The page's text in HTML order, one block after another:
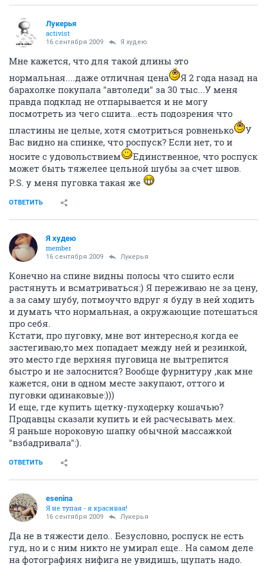
Лукерья
activist
16 сентября 2009 Я худею
Мне кажется, что для такой длины это
нормальная....даже отличная цена
Я 2 года назад на
барахолке покупала "автоледи" за 30 тыс...У меня
правда подклад не отпарывается и не могу
посмотреть из чего сшита...есть подозрения что
пластины не целые, хотя смотриться ровненько
У
Вас видно на спинке, что роспуск? Если нет, то и
носите с удовольствием
Единственное, что роспуск
может быть тяжелее цельной шубы за счет швов.
P.S. у меня пуговка такая же
ОТВЕТИТЬ
Я худею
member
16 сентября 2009 Лукерья
Конечно на спине видны полосы что сшито если
растянуть и всматриваться:) Я переживаю не за цену,
а за саму шубу, потмоучто вдруг я буду в ней ходить
и думать что нормальная, а окружающие потешаться
про себя.
Кстати, про пуговку, мне вот интересно,я когда ее
застегиваю,то мех попадает между ней и резинкой,
это место где верхняя пуговица не вытрепится
быстро и не залоснится? Вообще фурнитуру ,как мне
кажется, они в одном месте закупают, оттого и
пуговки одинаковые:)))
И еще, где купить щетку-пуходерку кошачью?
Продавцы сказали купить и ей расчесывать мех.
Я раньше нороковую шапку обычной массажкой
"взбадривала":).
ОТВЕТИТЬ
esenina
Я не тупая - я красивая!
16 сентября 2009 Лукерья
Да не в тяжести дело.. Безусловно, роспуск не есть
гуд, но и с ним никто не умирал еще.. На самом деле
на фотографиях нифига не увидишь, щупать надо.